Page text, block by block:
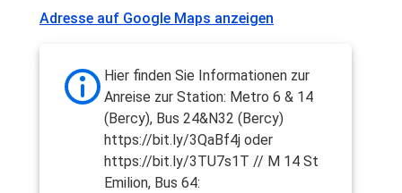
Adresse auf Google Maps anzeigen
Hier finden Sie Informationen zur
Anreise zur Station: Metro 6 & 14
(Bercy), Bus 24&N32 (Bercy)
https://bit.ly/3QaBf4j oder
https://bit.ly/3TU7s1T // M 14 St
Emilion, Bus 64: